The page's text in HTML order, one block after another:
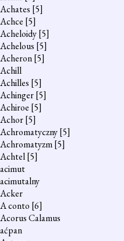
Achates [5]
Achce [5]
Acheloidy[5]
Achelous [5]
Acheron[5]
Achill
Achilles [5]
Achinger[5]
Achiroe [5]
Achor[5]
Achromatyczny[5]
Achromatyzm[5]
Achtel[5]
acimut
acimutalny
Acker
A conto [6]
Acorus Calamus
aćpan